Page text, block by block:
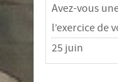
Avez-vous
l’exercice de
25 juin